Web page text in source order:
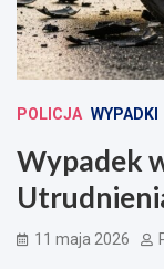
POLICJA WYPADKI
Wypadek
11 maja 2026